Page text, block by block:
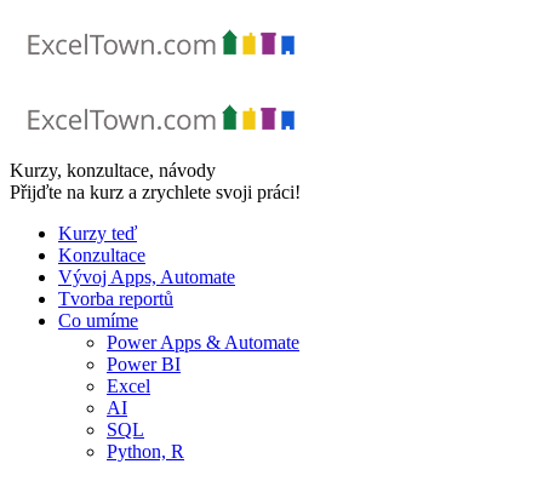
Kurzy, konzultace, návody
Přijďte na kurz a zrychlete svoji práci!
Kurzy teď
Konzultace
Vývoj Apps, Automate
Tvorba reportů
Co umíme
Power Apps & Automate
Power BI
Excel
AI
SQL
Python, R